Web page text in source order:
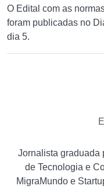
O Edital com as
foram publicadas no
dia 5.
Jornalista graduada
de Tecnologia e
MigraMundo e